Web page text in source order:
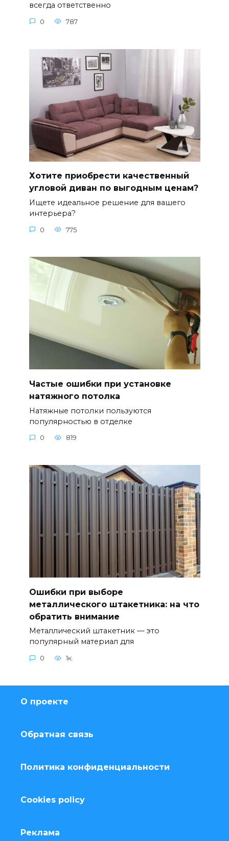
всегда ответственно
0 787
Хотите приобрести качественный
угловой диван по выгодным ценам?
Ищете идеальное решение для вашего
интерьера?
0 775
Частые ошибки при установке
натяжного потолка
Натяжные потолки пользуются
популярностью в отделке
0 819
Ошибки при выборе
металлического штакетника: на что
обратить внимание
Металлический штакетник — это
популярный материал для
0 1к.
О проекте
Обратная связь
Политика конфиденциальности
Cookies policy
Реклама